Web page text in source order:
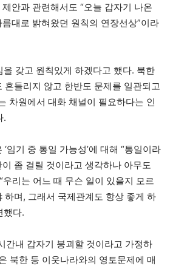
안과 관련해서도 “오늘 갑자기 나온
대로 밝혀왔던 원칙의 연장선상”이라
을 갖고 원칙있게 하겠다고 했다. 북한
흔들리지 않고 한반도 문제를 일관되고
차원에서 대화 채널이 필요하다는 인
.
임기 중 통일 가능성’에 대해 “통일이라
좀 걸릴 것이라고 생각하나 아무도
우리는 어느 때 무슨 일이 있을지 모르
하며, 그래서 국제관계도 항상 좋게 하
했다.
간내 갑자기 붕괴할 것이라고 가정하
북한 등 이웃나라와의 영토문제에 매